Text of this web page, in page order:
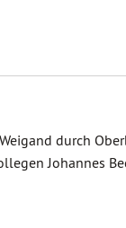
durch
Johannes